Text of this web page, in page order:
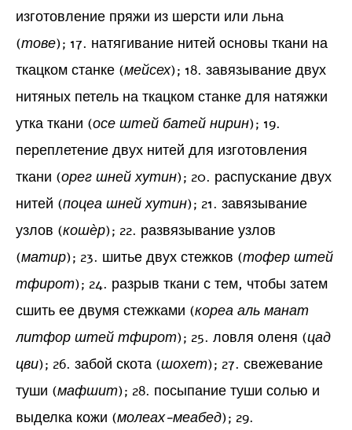
изготовление пряжи из шерсти или льна
(тове); 17. натягивание нитей основы ткани на
ткацком станке (мейсех); 18. завязывание двух
нитяных петель на ткацком станке для натяжки
утка ткани (осе штей батей нирин); 19.
переплетение двух нитей для изготовления
ткани (орег шней хутин); 20. распускание двух
нитей (поцеа шней хутин); 21. завязывание
узлов (кошѐр); 22. развязывание узлов
(матир); 23. шитье двух стежков (тофер штей
тфирот); 24. разрыв ткани с тем, чтобы затем
сшить ее двумя стежками (кореа аль манат
литфор штей тфирот); 25. ловля оленя (цад
цви); 26. забой скота (шохет); 27. свежевание
туши (мафшит); 28. посыпание туши солью и
выделка кожи (молеах-меабед); 29.